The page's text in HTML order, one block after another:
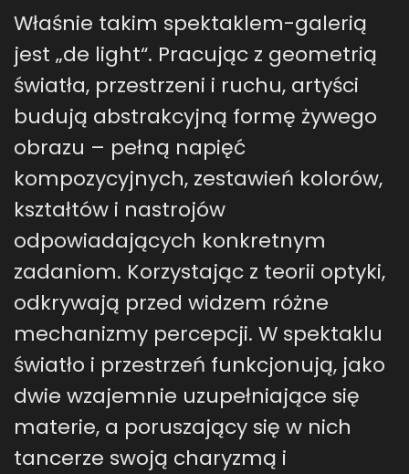
Właśnie takim spektaklem-galerią
jest „de light“. Pracując z geometrią
światła, przestrzeni i ruchu, artyści
budują abstrakcyjną formę żywego
obrazu – pełną napięć
kompozycyjnych, zestawień kolorów,
kształtów i nastrojów
odpowiadających konkretnym
zadaniom. Korzystając z teorii optyki,
odkrywają przed widzem różne
mechanizmy percepcji. W spektaklu
światło i przestrzeń funkcjonują, jako
dwie wzajemnie uzupełniające się
materie, a poruszający się w nich
tancerze swoją charyzmą i